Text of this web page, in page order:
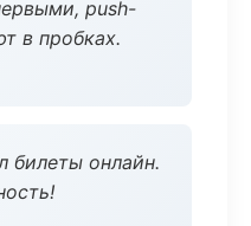
push-
в пробках.
билеты онлайн.